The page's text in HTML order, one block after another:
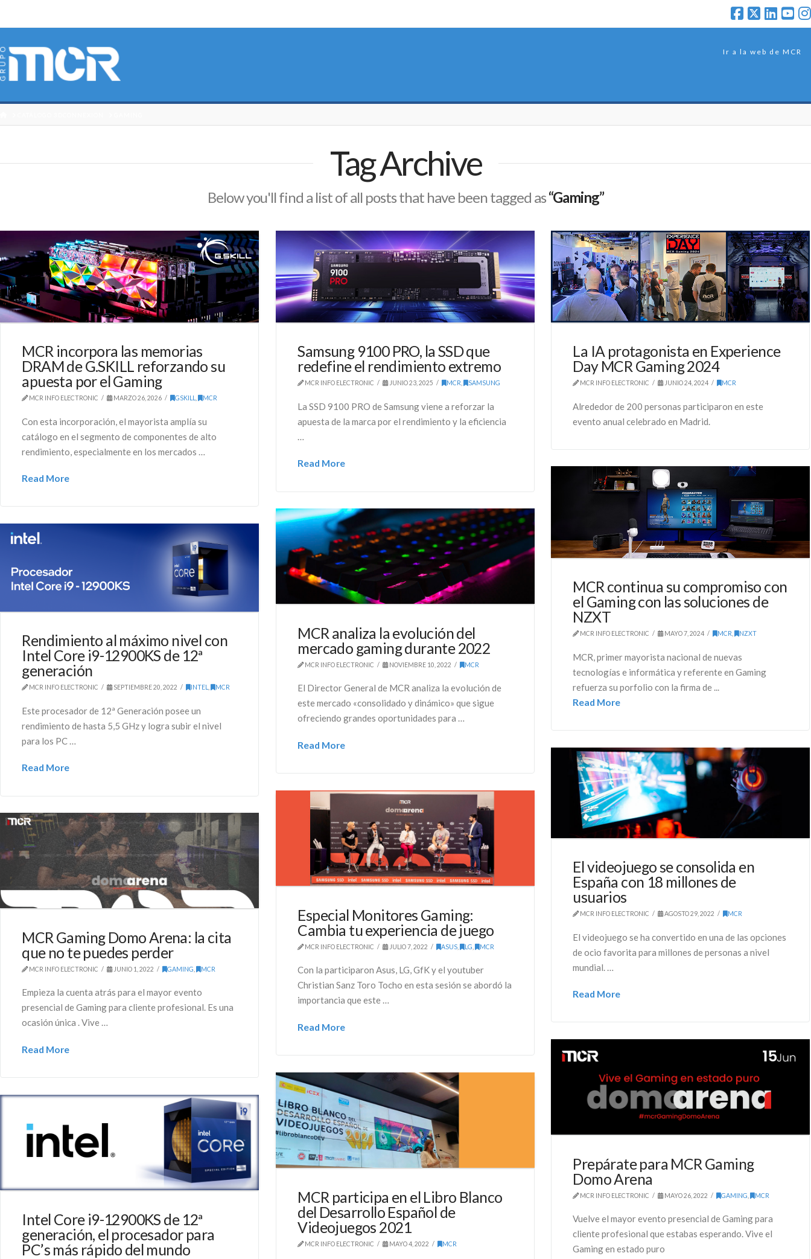
Ir a la web de MCR
Tag Archive
Below you'll find a list of all posts that have been tagged as“Gaming”
MCR incorpora las memorias
DRAM de G.SKILL reforzando su
apuesta por el Gaming
MCR INFO ELECTRONIC MARZO 26, 2026 GSKILL , MCR
Con esta incorporación, el mayorista amplía su
catálogo en el segmento de componentes de alto
rendimiento, especialmente en los mercados …
Read More
Samsung 9100 PRO, la SSD que
redefine el rendimiento extremo
MCR INFO ELECTRONIC JUNIO 23, 2025 MCR , SAMSUNG
La SSD 9100 PRO de Samsung viene a reforzar la
apuesta de la marca por el rendimiento y la eficiencia
…
Read More
La IA protagonista en Experience
Day MCR Gaming 2024
MCR INFO ELECTRONIC JUNIO 24, 2024 MCR
Alrededor de 200 personas participaron en este
evento anual celebrado en Madrid.
MCR continua su compromiso con
el Gaming con las soluciones de
NZXT
MCR INFO ELECTRONIC MAYO 7, 2024 MCR , NZXT
MCR, primer mayorista nacional de nuevas
tecnologías e informática y referente en Gaming
refuerza su porfolio con la firma de ...
Read More
MCR analiza la evolución del
mercado gaming durante 2022
MCR INFO ELECTRONIC NOVIEMBRE 10, 2022 MCR
El Director General de MCR analiza la evolución de
este mercado «consolidado y dinámico» que sigue
ofreciendo grandes oportunidades para …
Read More
Rendimiento al máximo nivel con
Intel Core i9-12900KS de 12ª
generación
MCR INFO ELECTRONIC SEPTIEMBRE 20, 2022 INTEL , MCR
Este procesador de 12ª Generación posee un
rendimiento de hasta 5,5 GHz y logra subir el nivel
para los PC …
Read More
El videojuego se consolida en
España con 18 millones de
usuarios
MCR INFO ELECTRONIC AGOSTO 29, 2022 MCR
El videojuego se ha convertido en una de las opciones
de ocio favorita para millones de personas a nivel
mundial. …
Read More
Especial Monitores Gaming:
Cambia tu experiencia de juego
MCR INFO ELECTRONIC JULIO 7, 2022 ASUS , LG , MCR
Con la participaron Asus, LG, GfK y el youtuber
Christian Sanz Toro Tocho en esta sesión se abordó la
importancia que este …
Read More
MCR Gaming Domo Arena: la cita
que no te puedes perder
MCR INFO ELECTRONIC JUNIO 1, 2022 GAMING , MCR
Empieza la cuenta atrás para el mayor evento
presencial de Gaming para cliente profesional. Es una
ocasión única . Vive …
Read More
Prepárate para MCR Gaming
Domo Arena
MCR INFO ELECTRONIC MAYO 26, 2022 GAMING , MCR
Vuelve el mayor evento presencial de Gaming para
cliente profesional que estabas esperando. Vive el
Gaming en estado puro
MCR participa en el Libro Blanco
del Desarrollo Español de
Videojuegos 2021
MCR INFO ELECTRONIC MAYO 4, 2022 MCR
Intel Core i9-12900KS de 12ª
generación, el procesador para
PC’s más rápido del mundo